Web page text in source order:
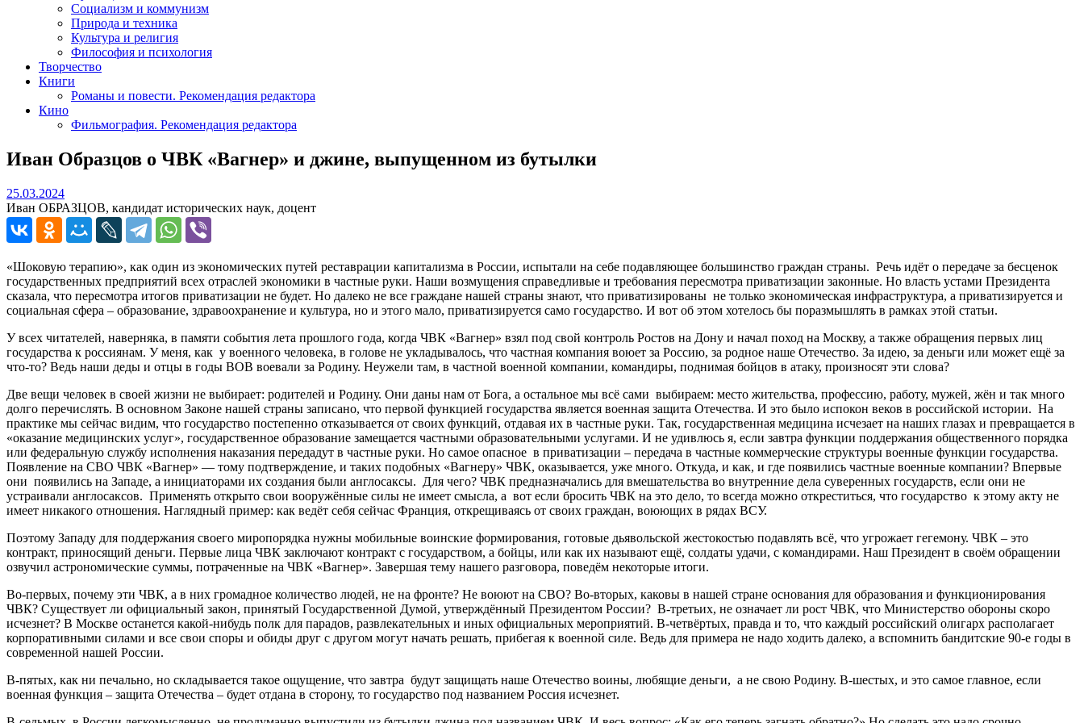
Социализм и коммунизм
Природа и техника
Культура и религия
Философия и психология
Творчество
Книги
Романы и повести. Рекомендация редактора
Кино
Фильмография. Рекомендация редактора
Иван Образцов о ЧВК «Вагнер» и джине, выпущенном из бутылки
25.03.202425.03.2024
Иван ОБРАЗЦОВ, кандидат исторических наук, доцент
«Шоковую терапию», как один из экономических путей реставрации капитализма в России, испытали на себе подавляющее большинство граждан страны. Речь идёт о передаче за бесценок
государственных предприятий всех отраслей экономики в частные руки. Наши возмущения справедливые и требования пересмотра приватизации законные. Но власть устами Президента
сказала, что пересмотра итогов приватизации не будет. Но далеко не все граждане нашей страны знают, что приватизированы не только экономическая инфраструктура, а приватизируется и
социальная сфера – образование, здравоохранение и культура, но и этого мало, приватизируется само государство. И вот об этом хотелось бы поразмышлять в рамках этой статьи.
У всех читателей, наверняка, в памяти события лета прошлого года, когда ЧВК «Вагнер» взял под свой контроль Ростов на Дону и начал поход на Москву, а также обращения первых лиц
государства к россиянам. У меня, как у военного человека, в голове не укладывалось, что частная компания воюет за Россию, за родное наше Отечество. За идею, за деньги или может ещё за
что-то? Ведь наши деды и отцы в годы ВОВ воевали за Родину. Неужели там, в частной военной компании, командиры, поднимая бойцов в атаку, произносят эти слова?
Две вещи человек в своей жизни не выбирает: родителей и Родину. Они даны нам от Бога, а остальное мы всё сами выбираем: место жительства, профессию, работу, мужей, жён и так много
долго перечислять. В основном Законе нашей страны записано, что первой функцией государства является военная защита Отечества. И это было испокон веков в российской истории. На
практике мы сейчас видим, что государство постепенно отказывается от своих функций, отдавая их в частные руки. Так, государственная медицина исчезает на наших глазах и превращается в
«оказание медицинских услуг», государственное образование замещается частными образовательными услугами. И не удивлюсь я, если завтра функции поддержания общественного порядка
или федеральную службу исполнения наказания передадут в частные руки. Но самое опасное в приватизации – передача в частные коммерческие структуры военные функции государства.
Появление на СВО ЧВК «Вагнер» — тому подтверждение, и таких подобных «Вагнеру» ЧВК, оказывается, уже много. Откуда, и как, и где появились частные военные компании? Впервые
они появились на Западе, а инициаторами их создания были англосаксы. Для чего? ЧВК предназначались для вмешательства во внутренние дела суверенных государств, если они не
устраивали англосаксов. Применять открыто свои вооружённые силы не имеет смысла, а вот если бросить ЧВК на это дело, то всегда можно откреститься, что государство к этому акту не
имеет никакого отношения. Наглядный пример: как ведёт себя сейчас Франция, открещиваясь от своих граждан, воюющих в рядах ВСУ.
Поэтому Западу для поддержания своего миропорядка нужны мобильные воинские формирования, готовые дьявольской жестокостью подавлять всё, что угрожает гегемону. ЧВК – это
контракт, приносящий деньги. Первые лица ЧВК заключают контракт с государством, а бойцы, или как их называют ещё, солдаты удачи, с командирами. Наш Президент в своём обращении
озвучил астрономические суммы, потраченные на ЧВК «Вагнер». Завершая тему нашего разговора, поведём некоторые итоги.
Во-первых, почему эти ЧВК, а в них громадное количество людей, не на фронте? Не воюют на СВО? Во-вторых, каковы в нашей стране основания для образования и функционирования
ЧВК? Существует ли официальный закон, принятый Государственной Думой, утверждённый Президентом России? В-третьих, не означает ли рост ЧВК, что Министерство обороны скоро
исчезнет? В Москве останется какой-нибудь полк для парадов, развлекательных и иных официальных мероприятий. В-четвёртых, правда и то, что каждый российский олигарх располагает
корпоративными силами и все свои споры и обиды друг с другом могут начать решать, прибегая к военной силе. Ведь для примера не надо ходить далеко, а вспомнить бандитские 90-е годы в
современной нашей России.
В-пятых, как ни печально, но складывается такое ощущение, что завтра будут защищать наше Отечество воины, любящие деньги, а не свою Родину. В-шестых, и это самое главное, если
военная функция – защита Отечества – будет отдана в сторону, то государство под названием Россия исчезнет.